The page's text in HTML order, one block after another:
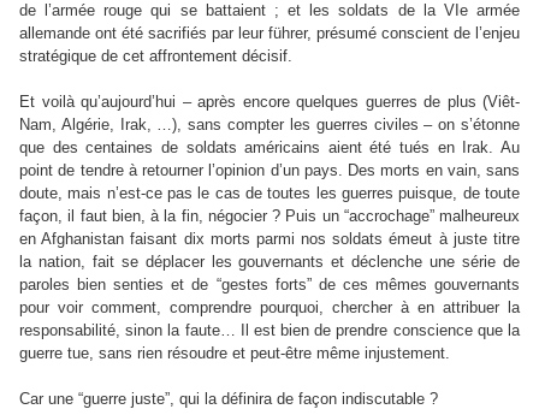
de l’armée rouge qui se battaient ; et les soldats de la VIe armée
allemande ont été sacrifiés par leur führer, présumé conscient de l’enjeu
stratégique de cet affrontement décisif.
Et voilà qu’aujourd’hui – après encore quelques guerres de plus (Viêt-
Nam, Algérie, Irak, …), sans compter les guerres civiles – on s’étonne
que des centaines de soldats américains aient été tués en Irak. Au
point de tendre à retourner l’opinion d’un pays. Des morts en vain, sans
doute, mais n’est-ce pas le cas de toutes les guerres puisque, de toute
façon, il faut bien, à la fin, négocier ? Puis un “accrochage” malheureux
en Afghanistan faisant dix morts parmi nos soldats émeut à juste titre
la nation, fait se déplacer les gouvernants et déclenche une série de
paroles bien senties et de “gestes forts” de ces mêmes gouvernants
pour voir comment, comprendre pourquoi, chercher à en attribuer la
responsabilité, sinon la faute… Il est bien de prendre conscience que la
guerre tue, sans rien résoudre et peut-être même injustement.
Car une “guerre juste”, qui la définira de façon indiscutable ?